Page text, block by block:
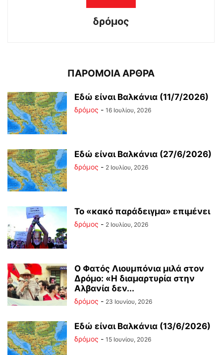
δρόμος
ΠΑΡΟΜΟΙΑ ΑΡΘΡΑ
Εδώ είναι Βαλκάνια (11/7/2026)
δρόμος - 16 Ιουλίου, 2026
Εδώ είναι Βαλκάνια (27/6/2026)
δρόμος - 2 Ιουλίου, 2026
Το «κακό παράδειγμα» επιμένει
δρόμος - 2 Ιουλίου, 2026
Ο Φατός Λιουμπόνια μιλά στον
Δρόμο: «Η διαμαρτυρία στην
Αλβανία δεν...
δρόμος - 23 Ιουνίου, 2026
Εδώ είναι Βαλκάνια (13/6/2026)
δρόμος - 15 Ιουνίου, 2026